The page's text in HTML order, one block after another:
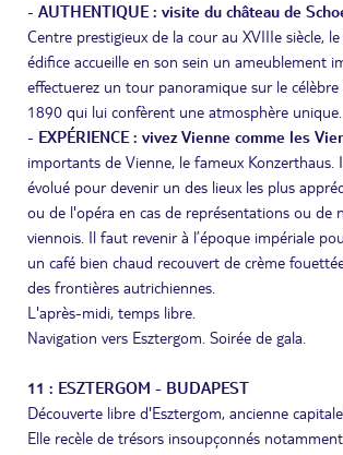
- AUTHENTIQUE : visite du château de
Centre prestigieux de la cour au XVIIIe siècle,
édifice accueille en son sein un ameublement
effectuerez un tour panoramique sur le
1890 qui lui confèrent une atmosphère unique.
- EXPÉRIENCE : vivez Vienne comme les
importants de Vienne, le fameux
évolué pour devenir un des lieux les plus
ou de l'opéra en cas de représentations ou de
viennois. Il faut revenir à l’époque impériale
un café bien chaud recouvert de crème
des frontières autrichiennes.
L'après-midi, temps libre.
Navigation vers Esztergom. Soirée de gala.
11 : ESZTERGOM - BUDAPEST
Découverte libre d'Esztergom, ancienne
Elle recèle de trésors insoupçonnés